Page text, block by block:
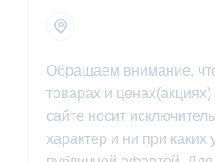
Обращаем внимание,
товарах и
сайте носит
характер и ни при каких